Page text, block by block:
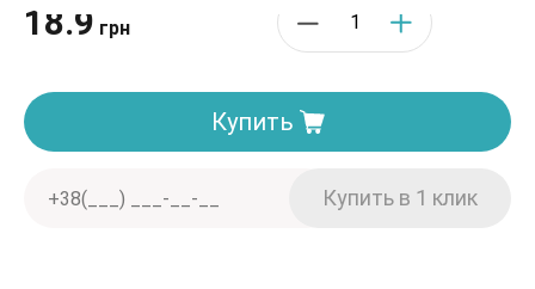
18.9 грн
Купить